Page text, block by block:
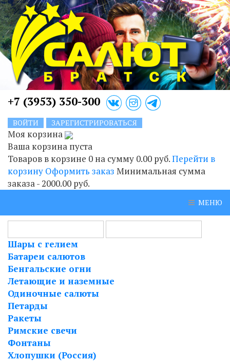
+7 (3953) 350-300
ВОЙТИ ЗАРЕГИСТРИРОВАТЬСЯ
Моя корзина
Ваша корзина пуста
Товаров в корзине 0 на сумму 0.00 руб.Перейти в
корзину Оформить заказ Минимальная сумма
заказа - 2000.00 руб.
МЕНЮ
Шары с гелием
Батареи салютов
Бенгальские огни
Летающие и наземные
Одиночные салюты
Петарды
Ракеты
Римские свечи
Фонтаны
Хлопушки (Россия)